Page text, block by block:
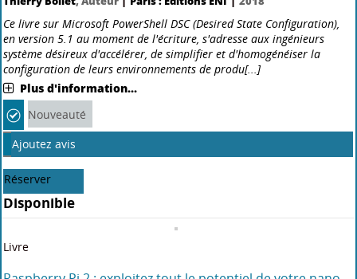
Livre
PowerPoint : (versions 2019 et Office 365) - Maîtrisez les
fonctions avancées
GRIS Myriam, Auteur|Paris : Editions ENI
Ce livre a été conçu pour vous présenter de façon claire et détaillée
les fonctions avancées de PowerPoint : il est destiné à toute personne
connaissant les bases de PowerPoint et souhaitant aller plus loin par
l'apprentissage des fonctions[...]
Plus d'information...
Ajoutez avis
Disponible